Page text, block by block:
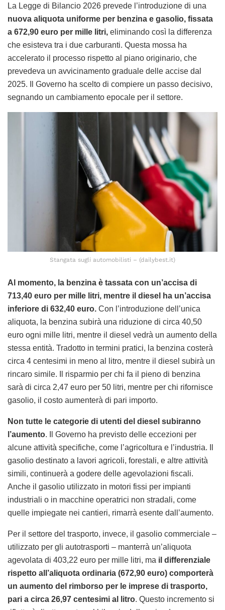
La Legge di Bilancio 2026 prevede l’introduzione di una
nuova aliquota uniforme per benzina e gasolio, fissata
a 672,90 euro per mille litri, eliminando così la differenza
che esisteva tra i due carburanti. Questa mossa ha
accelerato il processo rispetto al piano originario, che
prevedeva un avvicinamento graduale delle accise dal
2025. Il Governo ha scelto di compiere un passo decisivo,
segnando un cambiamento epocale per il settore.
Stangata sugli automobilisti – (dailybest.it)
Al momento, la benzina è tassata con un’accisa di
713,40 euro per mille litri, mentre il diesel ha un’accisa
inferiore di 632,40 euro. Con l’introduzione dell’unica
aliquota, la benzina subirà una riduzione di circa 40,50
euro ogni mille litri, mentre il diesel vedrà un aumento della
stessa entità. Tradotto in termini pratici, la benzina costerà
circa 4 centesimi in meno al litro, mentre il diesel subirà un
rincaro simile. Il risparmio per chi fa il pieno di benzina
sarà di circa 2,47 euro per 50 litri, mentre per chi rifornisce
gasolio, il costo aumenterà di pari importo.
Non tutte le categorie di utenti del diesel subiranno
l’aumento. Il Governo ha previsto delle eccezioni per
alcune attività specifiche, come l’agricoltura e l’industria. Il
gasolio destinato a lavori agricoli, forestali, e altre attività
simili, continuerà a godere delle agevolazioni fiscali.
Anche il gasolio utilizzato in motori fissi per impianti
industriali o in macchine operatrici non stradali, come
quelle impiegate nei cantieri, rimarrà esente dall’aumento.
Per il settore del trasporto, invece, il gasolio commerciale –
utilizzato per gli autotrasporti – manterrà un’aliquota
agevolata di 403,22 euro per mille litri, ma il differenziale
rispetto all’aliquota ordinaria (672,90 euro) comporterà
un aumento del rimborso per le imprese di trasporto,
pari a circa 26,97 centesimi al litro. Questo incremento si